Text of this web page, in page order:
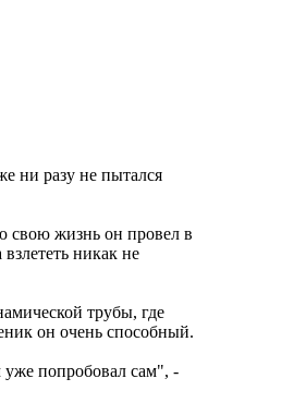
ни разу не пытался
свою жизнь он провел в
никак не
трубы, где
он очень способный.
уже попробовал сам", -